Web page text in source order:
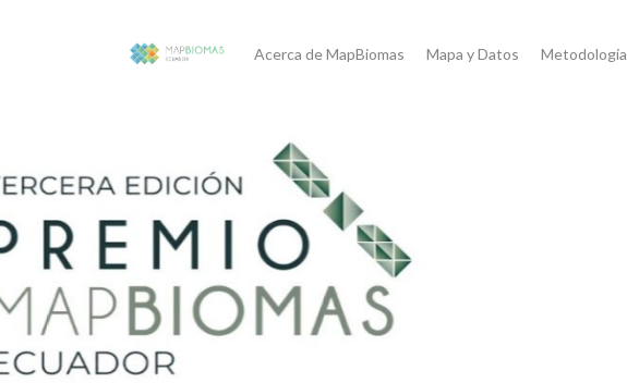
Acerca de MapBiomas Mapa y Datos Metodología